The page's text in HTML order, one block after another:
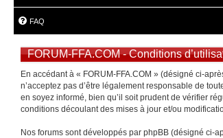
FAQ
FORUM-FFA.COM - Conditions
En accédant à « FORUM-FFA.COM » (désigné ci-
n’acceptez pas d’être légalement responsable de
en soyez informé, bien qu’il soit prudent de vérifier
conditions découlant des mises à jour et/ou
Nos forums sont développés par phpBB (désigné ci-